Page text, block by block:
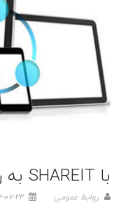
با SHAREIT به راحتی انتقال دهید
روابط عمومی 1396-07-22